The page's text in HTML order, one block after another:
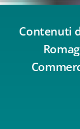
Contenuti